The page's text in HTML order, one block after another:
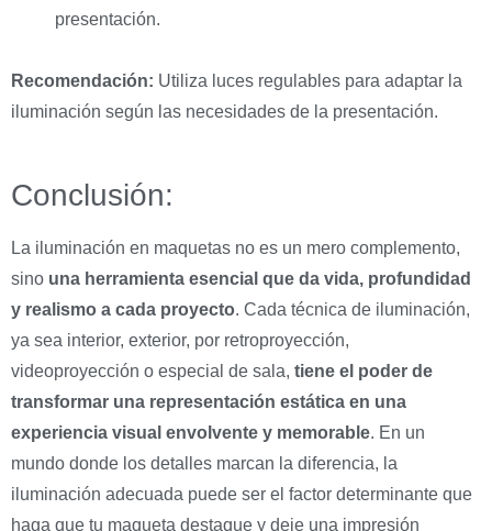
presentación.
Recomendación: Utiliza luces regulables para adaptar la
iluminación según las necesidades de la presentación.
Conclusión:
La iluminación en maquetas no es un mero complemento,
sino una herramienta esencial que da vida, profundidad
y realismo a cada proyecto. Cada técnica de iluminación,
ya sea interior, exterior, por retroproyección,
videoproyección o especial de sala, tiene el poder de
transformar una representación estática en una
experiencia visual envolvente y memorable. En un
mundo donde los detalles marcan la diferencia, la
iluminación adecuada puede ser el factor determinante que
haga que tu maqueta destaque y deje una impresión